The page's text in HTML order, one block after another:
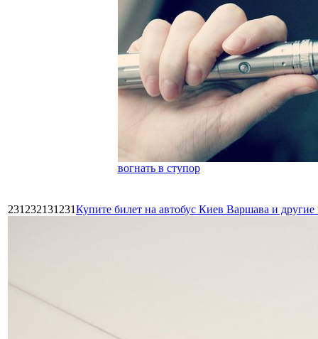
вогнать в ступор
231232131231Купите билет на автобус Киев Варшава и